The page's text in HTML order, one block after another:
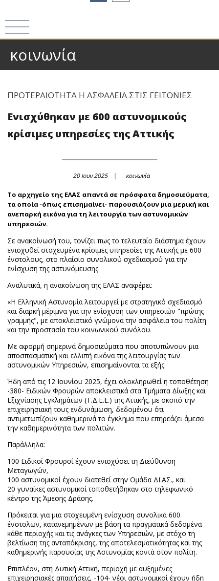
κοινωνία
ΠΡΟΤΕΡΑΙΟΤΗΤΑ Η ΑΣΦΑΛΕΙΑ ΣΤΙΣ ΓΕΙΤΟΝΙΕΣ
Ενισχύθηκαν με 600 αστυνομικούς
κρίσιμες υπηρεσίες της Αττικής
20 Ιουν 2025 κοινωνία
Το αρχηγείο της ΕΛΑΣ απαντά σε πρόσφατα δημοσιεύματα,
τα οποία -όπως επισημαίνει- παρουσιάζουν μια μερική και
ανεπαρκή εικόνα για τη λειτουργία των αστυνομικών
υπηρεσιών.
Σε ανακοίνωσή του, τονίζει πως το τελευταίο διάστημα έχουν
ενισχυθεί στοχευμένα κρίσιμες υπηρεσίες της Αττικής με 600
ένστολους, στο πλαίσιο συνολικού σχεδιασμού για την
ενίσχυση της αστυνόμευσης.
Αναλυτικά, η ανακοίνωση της ΕΛΑΣ αναφέρει:
«Η Ελληνική Αστυνομία λειτουργεί με στρατηγικό σχεδιασμό
και διαρκή μέριμνα για την ενίσχυση των υπηρεσιών "πρώτης
γραμμής", με αποκλειστικό γνώμονα την ασφάλεια του πολίτη
και την προστασία του κοινωνικού συνόλου.
Με αφορμή σημερινά δημοσιεύματα που αποτυπώνουν μια
αποσπασματική και ελλιπή εικόνα της λειτουργίας των
αστυνομικών Υπηρεσιών, επισημαίνονται τα εξής:
Ήδη από τις 12 Ιουνίου 2025, έχει ολοκληρωθεί η τοποθέτηση
-380- Ειδικών Φρουρών αποκλειστικά στα Τμήματα Δίωξης και
Εξιχνίασης Εγκλημάτων (Τ.Δ.Ε.Ε.) της Αττικής, με σκοπό την
επιχειρησιακή τους ενδυνάμωση, δεδομένου ότι
αντιμετωπίζουν καθημερινά το έγκλημα που επηρεάζει άμεσα
την καθημερινότητα των πολιτών.
Παράλληλα:
100 Ειδικοί Φρουροί έχουν ενισχύσει τη Διεύθυνση
Μεταγωγών,
100 αστυνομικοί έχουν διατεθεί στην Ομάδα ΔΙ.ΑΣ., και
20 γυναίκες αστυνομικοί τοποθετήθηκαν στο τηλεφωνικό
κέντρο της Άμεσης Δράσης.
Πρόκειται για μια στοχευμένη ενίσχυση συνολικά 600
ένστολων, κατανεμημένων με βάση τα πραγματικά δεδομένα
κάθε περιοχής και τις ανάγκες των Υπηρεσιών, με στόχο τη
βελτίωση της ανταπόκρισης, της αποτελεσματικότητας και της
καθημερινής παρουσίας της Αστυνομίας κοντά στον πολίτη.
Επιπλέον, στη Δυτική Αττική, περιοχή με αυξημένες
επιχειρησιακές απαιτήσεις, -104- νέοι αστυνομικοί έχουν ήδη